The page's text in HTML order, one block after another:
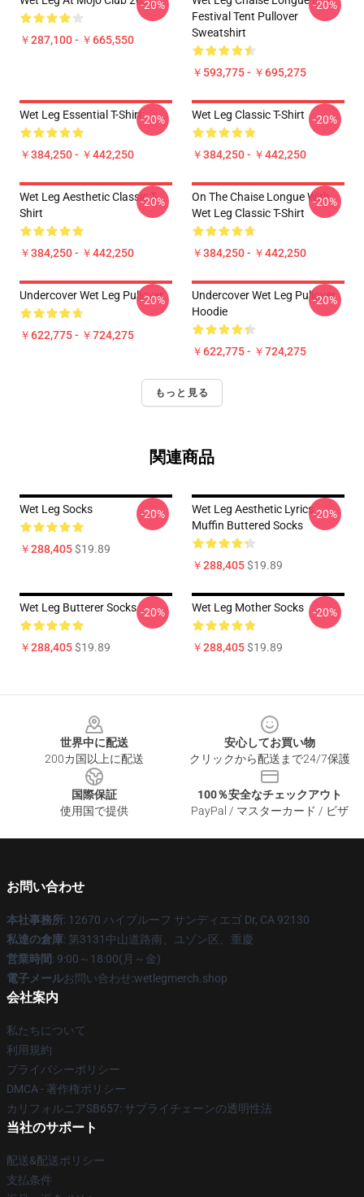
￥287,100 - ￥665,550
-20%
Festival Tent Pullover
Sweatshirt
￥593,775 - ￥695,275
-20%
Wet Leg Essential T-Shirt
￥384,250 - ￥442,250
-20% Wet Leg Classic T-Shirt
￥384,250 - ￥442,250
-20%
Wet Leg Aesthetic Classic T-
Shirt
￥384,250 - ￥442,250
-20%
On The Chaise Longue With
Wet Leg Classic T-Shirt
￥384,250 - ￥442,250
-20%
Undercover Wet Leg Pullover
￥622,775 - ￥724,275
-20%
Undercover Wet Leg Pullover
Hoodie
￥622,775 - ￥724,275
-20%
もっと見る
関連商品
Wet Leg Socks
￥288,405$19.89
-20%
Wet Leg Aesthetic Lyrics
Muffin Buttered Socks
￥288,405$19.89
-20%
Wet Leg Butterer Socks
￥288,405$19.89
-20% Wet Leg Mother Socks
￥288,405$19.89
-20%
世界中に配送
200カ国以上に配送
安心してお買い物
クリックから配送まで24/7保護
国際保証
使用国で提供
100％安全なチェックアウト
PayPal / マスターカード / ビザ
お問い合わせ
本社事務所: 12670 ハイブルーフ サンディエゴ Dr, CA 92130
私達の倉庫: 第3131中山道路南、ユゾン区、重慶
営業時間: 9:00～18:00(月～金)
電子メールお問い合わせ:wetlegmerch.shop
会社案内
私たちについて
利用規約
プライバシーポリシー
DMCA - 著作権ポリシー
カリフォルニアSB657: サプライチェーンの透明性法
当社のサポート
配送&配送ポリシー
支払条件